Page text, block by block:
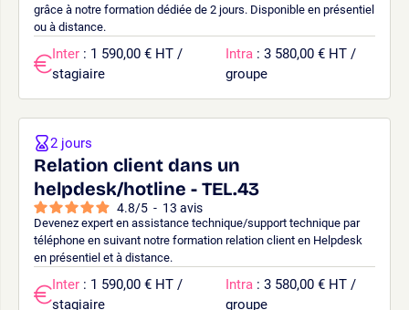
grâce à notre formation dédiée de 2 jours. Disponible en présentiel
ou à distance.
Inter : 1 590,00 € HT /
stagiaire
Intra : 3 580,00 € HT /
groupe
Relation client dans un
helpdesk/hotline - TEL.43
4.8/5 - 13 avis
Devenez expert en assistance technique/support technique par
téléphone en suivant notre formation relation client en Helpdesk
en présentiel et à distance.
2 jours
Inter : 1 590,00 € HT /
stagiaire
Intra : 3 580,00 € HT /
groupe